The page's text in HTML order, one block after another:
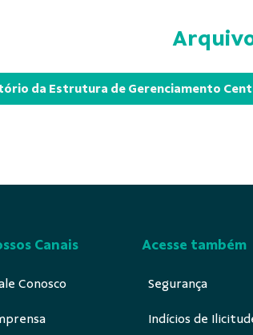
da Estrutura de Gerenciamento
Canais
Conosco
Acesse também
Segurança
Indícios de